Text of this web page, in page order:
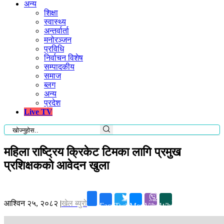
अन्य
शिक्षा
स्वास्थ्य
अन्तर्वार्ता
मनोरञ्जन
प्रविधि
निर्वाचन विशेष
सम्पादकीय
समाज
ब्लग
अन्य
प्रदेश
Live TV
महिला राष्ट्रिय क्रिकेट टिमका लागि प्रमुख
प्रशिक्षककाे आवेदन खुला
आश्विन २५, २०८२ |खेल ब्युरो Facebook
TwitterMessenger
ViberWhatsapp